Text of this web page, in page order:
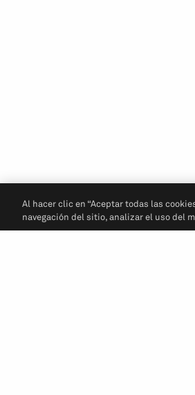
Al hacer clic en “Aceptar todas las
navegación del sitio, analizar el uso del